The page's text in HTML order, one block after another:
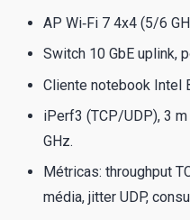
AP Wi‑Fi 7 4x4 (5/6
Switch 10 GbE uplink,
Cliente notebook Intel
iPerf3 (TCP/UDP), 3
GHz.
Métricas: throughput
média, jitter UDP,